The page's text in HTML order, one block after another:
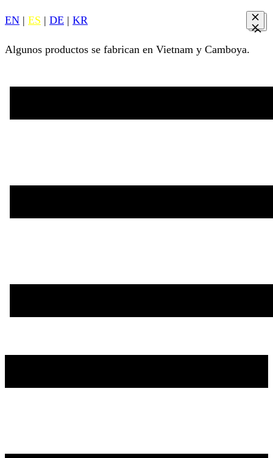
EN | ES | DE | KR
Algunos productos se fabrican en Vietnam y Camboya.